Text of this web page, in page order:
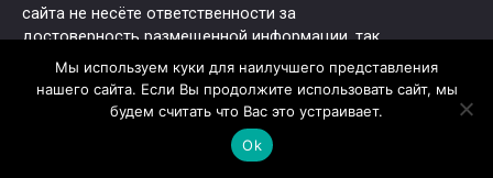
сайта не несёте ответственности за
достоверность размещенной информации, так
как вся информация взята с открытых
источников и может со временем устаревать.
Юридические данные:
Мы используем куки для наилучшего представления
нашего сайта. Если Вы продолжите использовать сайт, мы
будем считать что Вас это устраивает.
Ok